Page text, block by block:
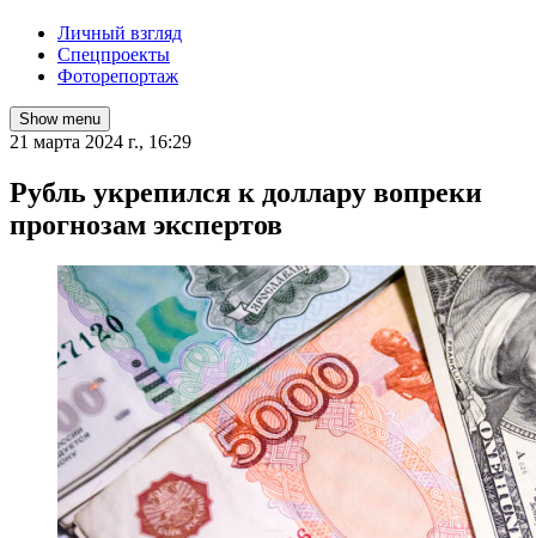
Личный взгляд
Спецпроекты
Фоторепортаж
Show menu
21 марта 2024 г., 16:29
Рубль укрепился к доллару вопреки
прогнозам экспертов